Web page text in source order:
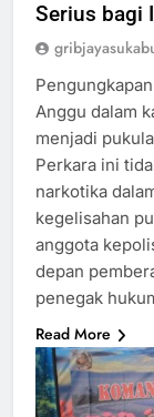
Serius bagi
Anggu dalam
menjadi
Perkara ini
narkotika
kegelisahan
anggota
depan
penegak
Read More